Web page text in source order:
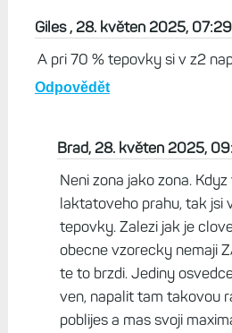
Giles , 28. květen 2025, 07:29
A pri 70 % tepovky si v z2
Odpovědět
Brad, 28. květen 2025,
Neni zona jako zona.
laktatoveho prahu, tak jsi
tepovky. Zalezi jak je
obecne vzorecky nemaji
te to brzdi. Jediny
ven, napalit tam takovou
poblijes a mas svoji